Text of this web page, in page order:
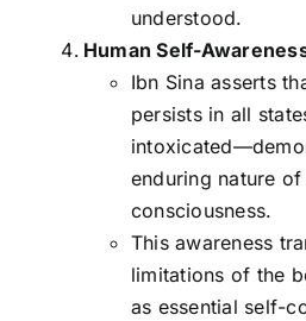
understood.
Human Self-
Ibn Sina asserts
persists in all
enduring nature of
consciousness.
This awareness
limitations of the
as essential self-